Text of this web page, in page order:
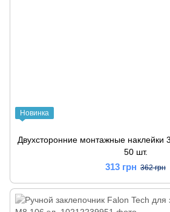
Новинка
Двухсторонние монтажные
50 шт.
313 грн 362 грн